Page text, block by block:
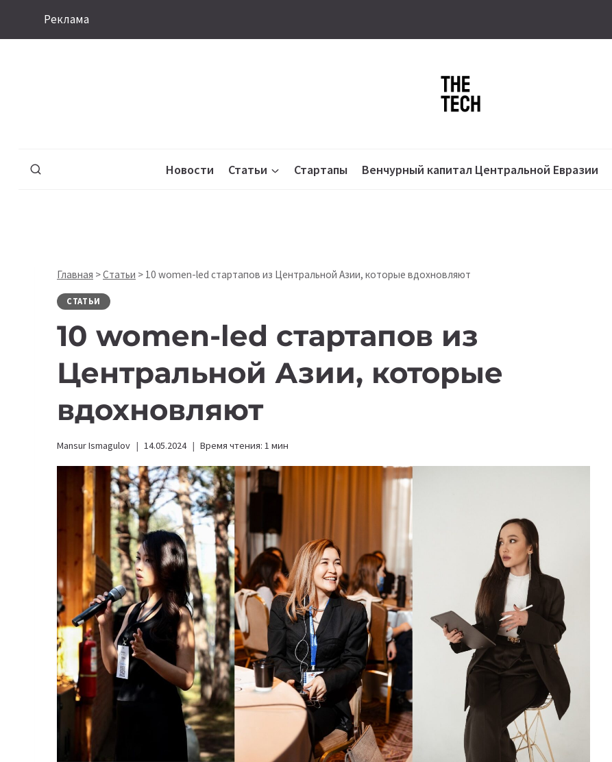
Реклама
Новости Статьи Стартапы Венчурный капитал Центральной Евразии
Главная >Статьи > 10 women-led стартапов из Центральной Азии, которые вдохновляют
СТАТЬИ
10 women-led стартапов из
Центральной Азии, которые
вдохновляют
Mansur Ismagulov 14.05.2024 Время чтения: 1 мин